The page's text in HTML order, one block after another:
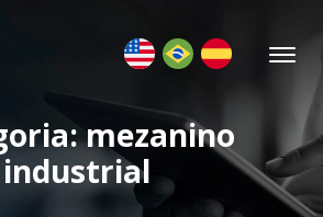
mezanino
industrial